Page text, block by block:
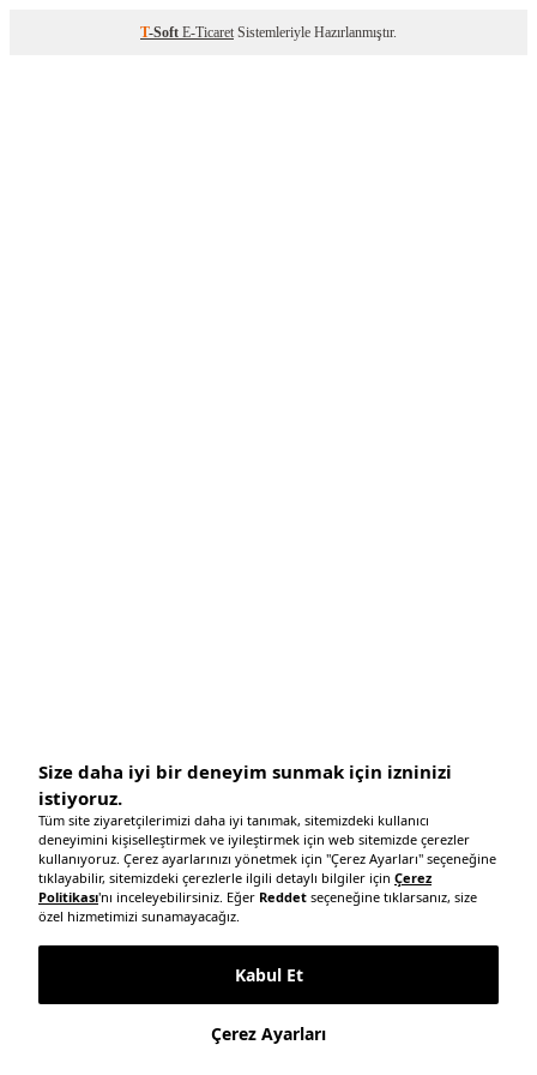
T-Soft E-Ticaret Sistemleriyle Hazırlanmıştır.